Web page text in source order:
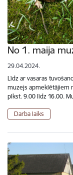
No 1. maija
29.04.2024.
Līdz ar vasaras
muzejs apmeklētājiem
plkst. 9.00 līdz 16.00.
Darba laiks